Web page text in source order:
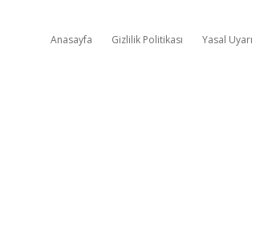
Anasayfa Gizlilik Politikası Yasal Uyarı